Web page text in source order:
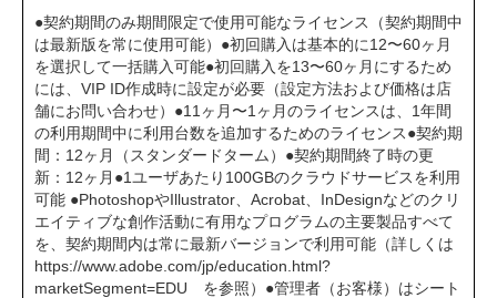
●契約期間のみ期間限定で使用可能なライセンス（契約期間中
は最新版を常に使用可能）●初回購入は基本的に12〜60ヶ月
を選択して一括購入可能●初回購入を13〜60ヶ月にするため
には、VIP ID作成時に設定が必要（設定方法および価格は店
舗にお問い合わせ）●11ヶ月〜1ヶ月のライセンスは、1年間
の利用期間中に利用台数を追加するためのライセンス●契約期
間：12ヶ月（スタンダードターム）●契約期間終了時の更
新：12ヶ月●1ユーザあたり100GBのクラウドサービスを利用
可能 ●PhotoshopやIllustrator、Acrobat、InDesignなどのクリ
エイティブな創作活動に有用なプログラムの主要製品すべて
を、契約期間内は常に最新バージョンで利用可能（詳しくは
https://www.adobe.com/jp/education.html?
marketSegment=EDU を参照）●管理者（お客様）はシート